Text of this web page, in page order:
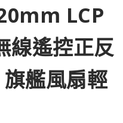
LCP
線遙控正反
艦風扇輕